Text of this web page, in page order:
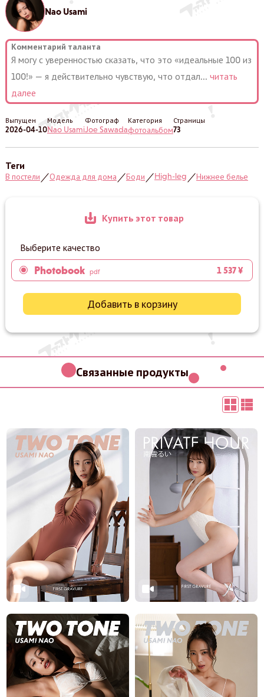
Nao Usami
Комментарий таланта
Я могу с уверенностью сказать, что это «идеальные 100 из
100!» — я действительно чувствую, что отдал... читать
далее
Выпущен
2026-04-10
Модель
Nao Usami
Фотограф
Joe Sawada
Категория
фотоальбом
Страницы
73
Теги
В постели／Одежда для дома／Боди／High-leg ／Нижнее белье
Купить этот товар
Выберите качество
Photobook pdf 1 537 ¥
Добавить в корзину
Связанные продукты